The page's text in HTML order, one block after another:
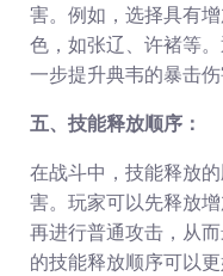
害。例如，选择具有
色，如张辽、许褚等
一步提升典韦的暴击伤
五、技能释放顺序：
在战斗中，技能释放
害。玩家可以先释放
再进行普通攻击，从
的技能释放顺序可以